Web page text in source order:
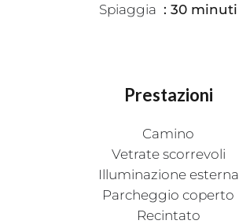
Spiaggia
30 minuti
Prestazioni
Camino
Vetrate scorrevoli
Illuminazione esterna
Parcheggio coperto
Recintato